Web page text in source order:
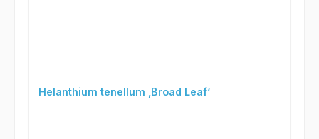
Helanthium tenellum ‚Broad Leaf‘